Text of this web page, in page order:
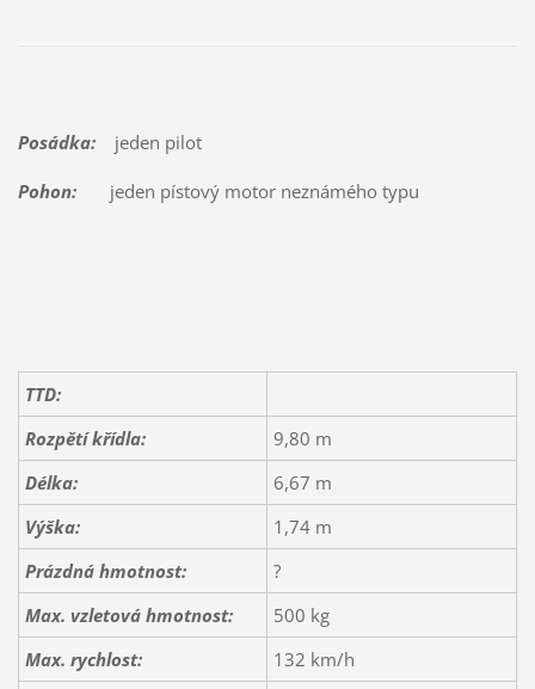
Posádka:jeden pilot
Pohon:jeden pístový motor neznámého typu
TTD:
Rozpětí křídla:
9,80 m
Délka:
6,67 m
Výška:
1,74 m
Prázdná hmotnost:
?
Max. vzletová hmotnost:
500 kg
Max. rychlost:
132 km/h